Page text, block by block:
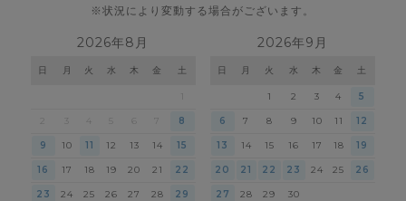
※状況により変動する場合がございます。
2026年8月
日 月 火 水 木 金 土
4 7 8
9 10 11 12 13 14 15
16 17 18 19 20 21 22
23 24 25 26 27 28 29
2026年9月
日 月 火 水 木 金 土
1 2 3 4 5
6 7 8 9 10 11 12
13 14 15 16 17 18 19
20 21 22 23 24 25 26
27 28 29 30